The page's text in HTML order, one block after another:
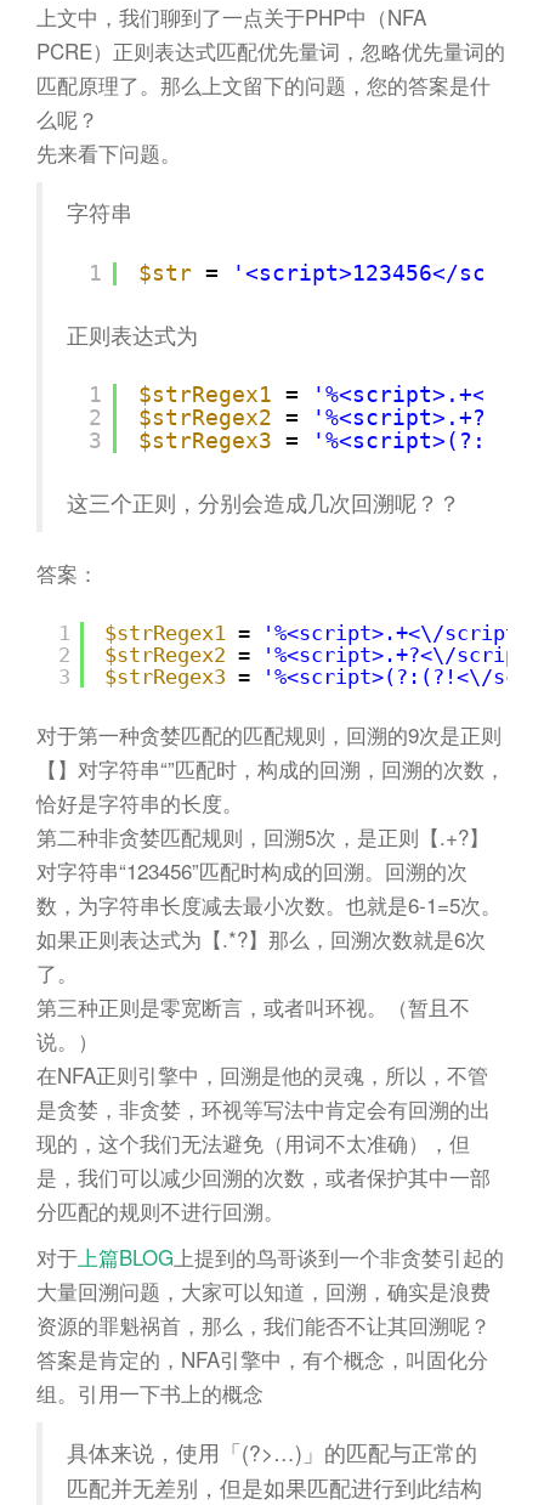
上文中，我们聊到了一点关于PHP中（NFA
PCRE）正则表达式匹配优先量词，忽略优先量词的
匹配原理了。那么上文留下的问题，您的答案是什
么呢？
先来看下问题。
字符串
1 $str = '<script>123456</
正则表达式为
1
2
3
$strRegex1 =
'%<script>.+<\/
$strRegex2 =
'%<script>.+?<\/
$strRegex3 =
这三个正则，分别会造成几次回溯呢？？
答案：
1
2
3
$strRegex1 =
'%<script>.+<\/
$strRegex2 =
'%<script>.+?<\/
$strRegex3 = '%<script>(?:(?!<\/
对于第一种贪婪匹配的匹配规则，回溯的9次是正则
【】对字符串“”匹配时，构成的回溯，回溯的次数，
恰好是字符串的长度。
第二种非贪婪匹配规则，回溯5次，是正则【.+?】
对字符串“123456”匹配时构成的回溯。回溯的次
数，为字符串长度减去最小次数。也就是6-1=5次。
如果正则表达式为【.*?】那么，回溯次数就是6次
了。
第三种正则是零宽断言，或者叫环视。（暂且不
说。）
在NFA正则引擎中，回溯是他的灵魂，所以，不管
是贪婪，非贪婪，环视等写法中肯定会有回溯的出
现的，这个我们无法避免（用词不太准确），但
是，我们可以减少回溯的次数，或者保护其中一部
分匹配的规则不进行回溯。
对于上篇BLOG上提到的鸟哥谈到一个非贪婪引起的
大量回溯问题，大家可以知道，回溯，确实是浪费
资源的罪魁祸首，那么，我们能否不让其回溯呢？
答案是肯定的，NFA引擎中，有个概念，叫固化分
组。引用一下书上的概念
具体来说，使用「(?>…)」的匹配与正常的
匹配并无差别，但是如果匹配进行到此结构